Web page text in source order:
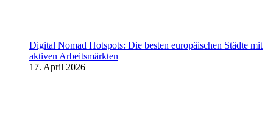
Digital Nomad Hotspots: Die besten europäischen Städte mit
aktiven Arbeitsmärkten
17. April 2026